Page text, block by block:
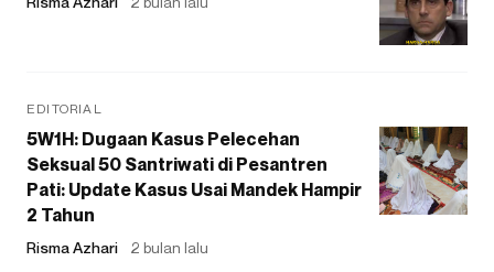
EDITORIAL
5W1H: Dugaan Kasus Pelecehan
Seksual 50 Santriwati di Pesantren
Pati: Update Kasus Usai Mandek Hampir
2 Tahun
Risma Azhari 2 bulan lalu